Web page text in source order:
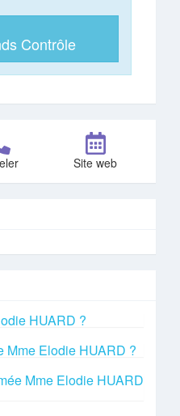
Contrôle
Site web
HUARD ?
Mme Elodie HUARD ?
Mme Elodie HUARD